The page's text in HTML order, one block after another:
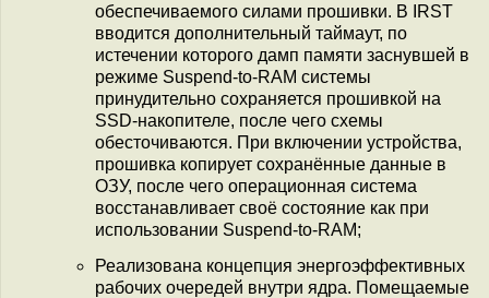
обеспечиваемого силами прошивки. В IRST
вводится дополнительный таймаут, по
истечении которого дамп памяти заснувшей в
режиме Suspend-to-RAM системы
принудительно сохраняется прошивкой на
SSD-накопителе, после чего схемы
обесточиваются. При включении устройства,
прошивка копирует сохранённые данные в
ОЗУ, после чего операционная система
восстанавливает своё состояние как при
использовании Suspend-to-RAM;
Реализована концепция энергоэффективных
рабочих очередей внутри ядра. Помещаемые